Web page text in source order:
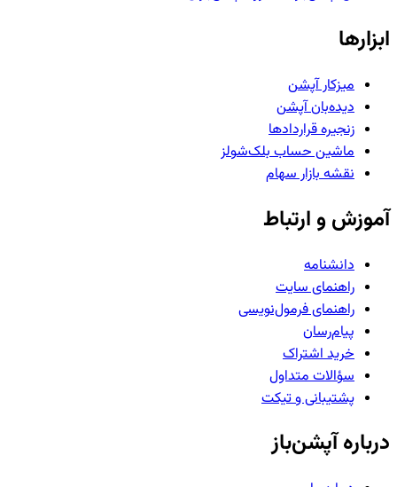
ابزارها
میزکار آپشن
دیده‌بان آپشن
زنجیره قراردادها
ماشین حساب بلک‌شولز
نقشه بازار سهام
آموزش و ارتباط
دانشنامه
راهنمای سایت
راهنمای فرمول‌نویسی
پیام‌رسان
خرید اشتراک
سؤالات متداول
پشتیبانی و تیکت
درباره آپشن‌باز